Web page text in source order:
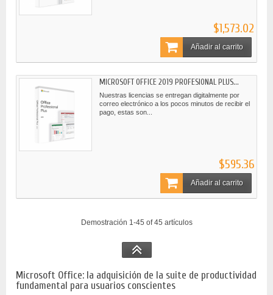
$1,573.02
Añadir al carrito
MICROSOFT OFFICE 2019 PROFESIONAL PLUS...
Nuestras licencias se entregan digitalmente por
correo electrónico a los pocos minutos de recibir el
pago, estas son...
$595.36
Añadir al carrito
Demostración 1-45 of 45 artículos
Microsoft Office: la adquisición de la suite de productividad
fundamental para usuarios conscientes